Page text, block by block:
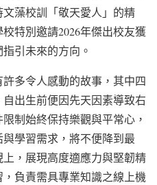
藻校訓「敬天愛人」的精
特別邀請2026年傑出校友獲
引未來的方向。
多令人感動的故事，其中四
出生前便因先天因素導致右
制始終保持樂觀與平常心，
學習需求，將不便降到最
，展現高度適應力與堅韌精
負責需具專業知識之線上機